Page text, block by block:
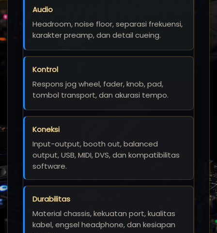
Audio
Headroom, noise floor, separasi frekuensi,
karakter preamp, dan detail cueing.
Kontrol
Respons jog wheel, fader, knob, pad,
tombol transport, dan akurasi tempo.
Koneksi
Input-output, booth out, balanced
output, USB, MIDI, DVS, dan kompatibilitas
software.
Durabilitas
Material chassis, kekuatan port, kualitas
kabel, engsel headphone, dan kesiapan